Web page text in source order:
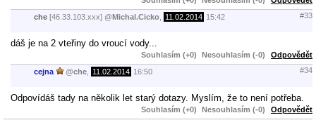
che [46.33.103.xxx] @Michal.Cicko 11.02.2014 15:42 #33
dáš je na 2 vteřiny do vroucí vody...
Souhlasím (+0) Nesouhlasím (-0) Odpovědět
cejna @che 11.02.2014 16:50 #34
Odpovídáš tady na několik let starý dotazy. Myslím, že to není potřeba.
Souhlasím (+0) Nesouhlasím (-0) Odpovědět